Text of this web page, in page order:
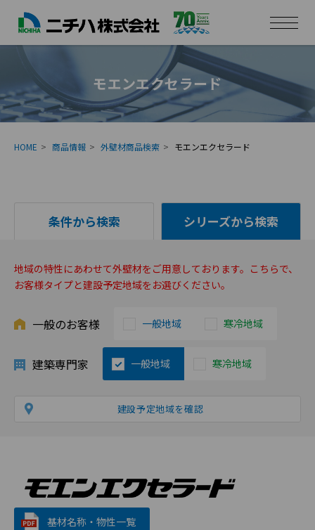
モエンエクセラード
HOME 商品情報 外壁材商品検索 モエンエクセラード
条件から検索 シリーズから検索
地域の特性にあわせて外壁材をご用意しております。こちらで、
お客様タイプと建設予定地域をお選びください。
一般のお客様 一般地域 寒冷地域
建築専門家 一般地域 寒冷地域
建設予定地域を確認
基材名称・物性一覧